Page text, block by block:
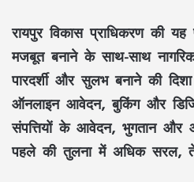
रायपुर विकास प्राधिकरणकी
मजबूत बनाने के साथ-साथ
पारदर्शीऔरसुलभबनाने की
ऑनलाइन आवेदन,बुकिंगऔर
संपत्तियों के आवेदन, भुगतानऔर
पहले की तुलना में अधिकसरल,